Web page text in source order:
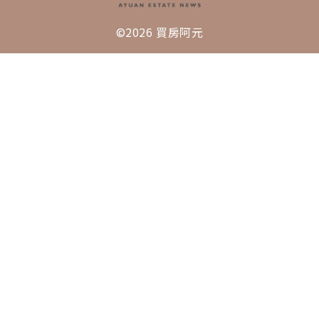
©2026 買房阿元